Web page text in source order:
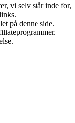
vi selv står inde for,
på denne side.